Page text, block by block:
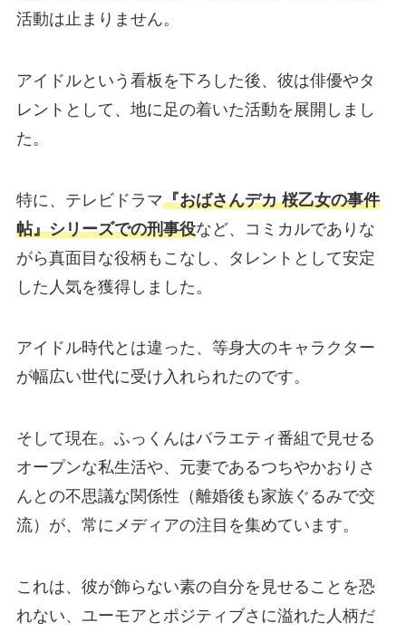
活動は止まりません。
アイドルという看板を下ろした後、彼は俳優やタ
レントとして、地に足の着いた活動を展開しまし
た。
特に、テレビドラマ『おばさんデカ 桜乙女の事件
帖』シリーズでの刑事役など、コミカルでありな
がら真面目な役柄もこなし、タレントとして安定
した人気を獲得しました。
アイドル時代とは違った、等身大のキャラクター
が幅広い世代に受け入れられたのです。
そして現在。ふっくんはバラエティ番組で見せる
オープンな私生活や、元妻であるつちやかおりさ
んとの不思議な関係性（離婚後も家族ぐるみで交
流）が、常にメディアの注目を集めています。
これは、彼が飾らない素の自分を見せることを恐
れない、ユーモアとポジティブさに溢れた人柄だ